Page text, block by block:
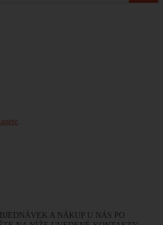
A NÁKUP U NÁS PO